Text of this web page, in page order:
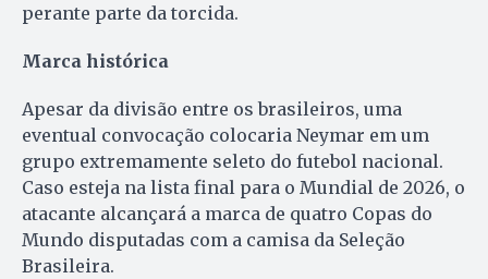
perante parte da torcida.
Marca histórica
Apesar da divisão entre os brasileiros, uma
eventual convocação colocaria Neymar em um
grupo extremamente seleto do futebol nacional.
Caso esteja na lista final para o Mundial de 2026, o
atacante alcançará a marca de quatro Copas do
Mundo disputadas com a camisa da Seleção
Brasileira.